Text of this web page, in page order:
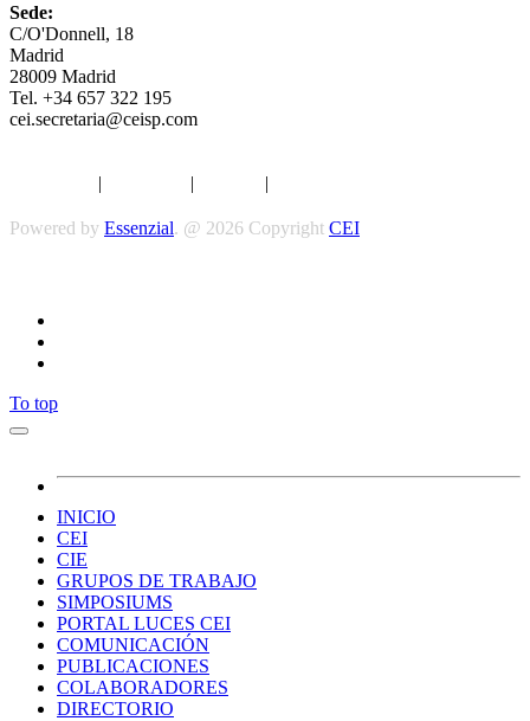
Sede:
C/O'Donnell, 18
Madrid
28009 Madrid
Tel. +34 657 322 195
cei.secretaria@ceisp.com
| | |
Powered by Essenzial. @ 2026 Copyright CEI
To top
INICIO
CEI
CIE
GRUPOS DE TRABAJO
SIMPOSIUMS
PORTAL LUCES CEI
COMUNICACIÓN
PUBLICACIONES
COLABORADORES
DIRECTORIO